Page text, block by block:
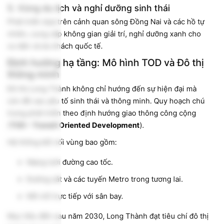
5. Vùng du lịch và nghỉ dưỡng sinh thái
Phát triển dựa trên cảnh quan sông Đồng Nai và các hồ tự
nhiên, cung cấp không gian giải trí, nghỉ dưỡng xanh cho
cư dân và du khách quốc tế.
Định hướng hạ tầng: Mô hình TOD và Đô thị
thông minh
Đô thị Long Thành không chỉ hướng đến sự hiện đại mà
còn đề cao yếu tố sinh thái và thông minh. Quy hoạch chú
trọng phát triển theo định hướng giao thông công cộng
TOD – Transit Oriented Development).
Hệ thống kết nối vùng bao gồm:
Mạng lưới đường cao tốc.
Đường sắt và các tuyến Metro trong tương lai.
Kết nối trực tiếp với sân bay.
Mục tiêu đến sau năm 2030, Long Thành đạt tiêu chí đô thị